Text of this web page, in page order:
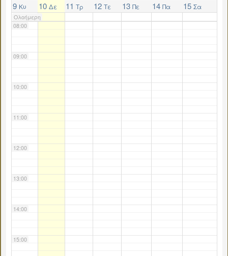
9 Κυ 10 Δε 11 Τρ 12 Τε 13 Πε 14 Πα 15 Σα
Ολοήμερη
08:00
09:00
10:00
11:00
12:00
13:00
14:00
15:00